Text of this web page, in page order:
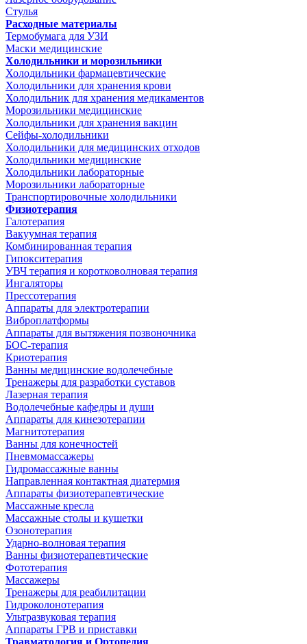
Стулья
Расходные материалы
Термобумага для УЗИ
Маски медицинские
Холодильники и морозильники
Холодильники фармацевтические
Холодильники для хранения крови
Холодильник для хранения медикаментов
Морозильники медицинские
Холодильники для хранения вакцин
Сейфы-холодильники
Холодильники для медицинских отходов
Холодильники медицинские
Холодильники лабораторные
Морозильники лабораторные
Транспортировочные холодильники
Физиотерапия
Галотерапия
Вакуумная терапия
Комбинированная терапия
Гипокситерапия
УВЧ терапия и коротковолновая терапия
Ингаляторы
Прессотерапия
Аппараты для электротерапии
Виброплатформы
Аппараты для вытяжения позвоночника
БОС-терапия
Криотерапия
Ванны медицинские водолечебные
Тренажеры для разработки суставов
Лазерная терапия
Водолечебные кафедры и души
Аппараты для кинезотерапии
Магнитотерапия
Ванны для конечностей
Пневмомассажеры
Гидромассажные ванны
Направленная контактная диатермия
Аппараты физиотерапевтические
Массажные кресла
Массажные столы и кушетки
Озонотерапия
Ударно-волновая терапия
Ванны физиотерапевтические
Фототерапия
Массажеры
Тренажеры для реабилитации
Гидроколонотерапия
Ультразвуковая терапия
Аппараты ГРВ и приставки
Травматология и Ортопедия